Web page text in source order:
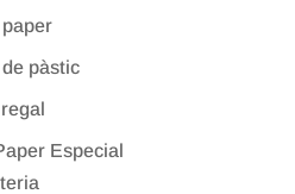
pàstic
Especial